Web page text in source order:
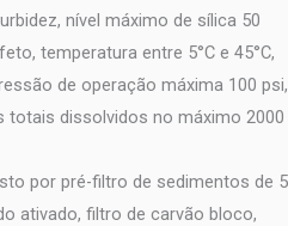
nível máximo de sílica 50
temperatura entre 5°C e 45°C,
de operação máxima 100 psi,
totais dissolvidos no máximo 2000
por pré-filtro de sedimentos de 5
ativado, filtro de carvão bloco,